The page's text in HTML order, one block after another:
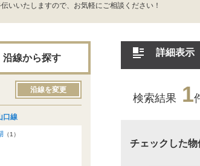
いいたしますので、お気軽にご相談ください！
詳細表示
検索結果 1
チェックした
沿線から探す
沿線を変更
口線
（1）